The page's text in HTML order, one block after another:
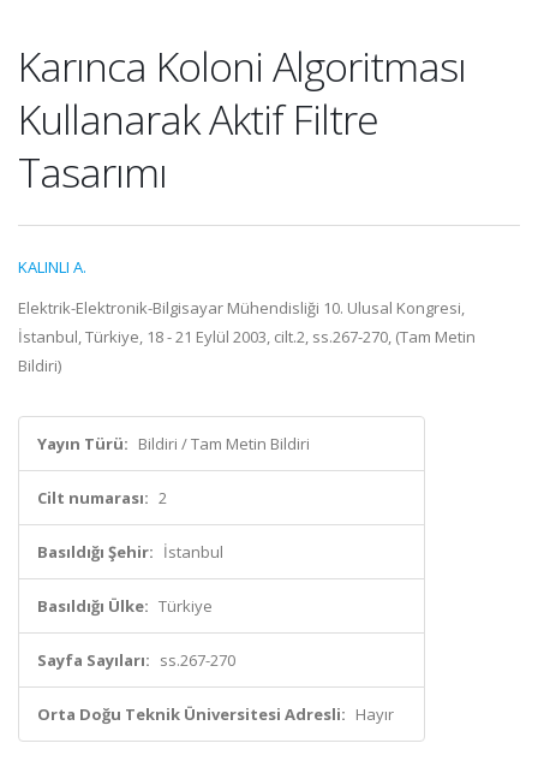
Karınca Koloni Algoritması
Kullanarak Aktif Filtre
Tasarımı
KALINLI A.
Elektrik-Elektronik-Bilgisayar Mühendisliği 10. Ulusal Kongresi,
İstanbul, Türkiye, 18 - 21 Eylül 2003, cilt.2, ss.267-270, (Tam Metin
Bildiri)
Yayın Türü: Bildiri / Tam Metin Bildiri
Cilt numarası: 2
Basıldığı Şehir: İstanbul
Basıldığı Ülke: Türkiye
Sayfa Sayıları: ss.267-270
Orta Doğu Teknik Üniversitesi Adresli: Hayır